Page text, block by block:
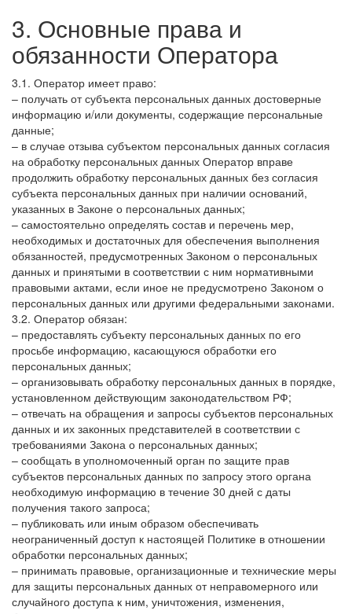
3. Основные права и
обязанности Оператора
3.1. Оператор имеет право:
– получать от субъекта персональных данных достоверные
информацию и/или документы, содержащие персональные
данные;
– в случае отзыва субъектом персональных данных согласия
на обработку персональных данных Оператор вправе
продолжить обработку персональных данных без согласия
субъекта персональных данных при наличии оснований,
указанных в Законе о персональных данных;
– самостоятельно определять состав и перечень мер,
необходимых и достаточных для обеспечения выполнения
обязанностей, предусмотренных Законом о персональных
данных и принятыми в соответствии с ним нормативными
правовыми актами, если иное не предусмотрено Законом о
персональных данных или другими федеральными законами.
3.2. Оператор обязан:
– предоставлять субъекту персональных данных по его
просьбе информацию, касающуюся обработки его
персональных данных;
– организовывать обработку персональных данных в порядке,
установленном действующим законодательством РФ;
– отвечать на обращения и запросы субъектов персональных
данных и их законных представителей в соответствии с
требованиями Закона о персональных данных;
– сообщать в уполномоченный орган по защите прав
субъектов персональных данных по запросу этого органа
необходимую информацию в течение 30 дней с даты
получения такого запроса;
– публиковать или иным образом обеспечивать
неограниченный доступ к настоящей Политике в отношении
обработки персональных данных;
– принимать правовые, организационные и технические меры
для защиты персональных данных от неправомерного или
случайного доступа к ним, уничтожения, изменения,